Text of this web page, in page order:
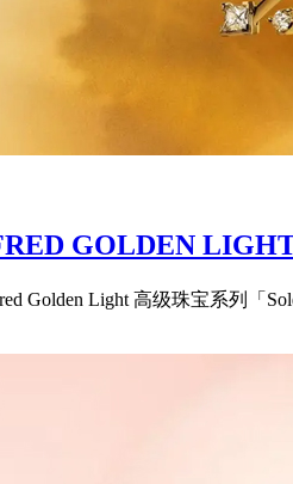
GOLDEN
Golden Light 高级珠宝系列「